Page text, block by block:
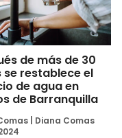
de más de 30
se restablece el
de agua en
de Barranquilla
Diana Comas